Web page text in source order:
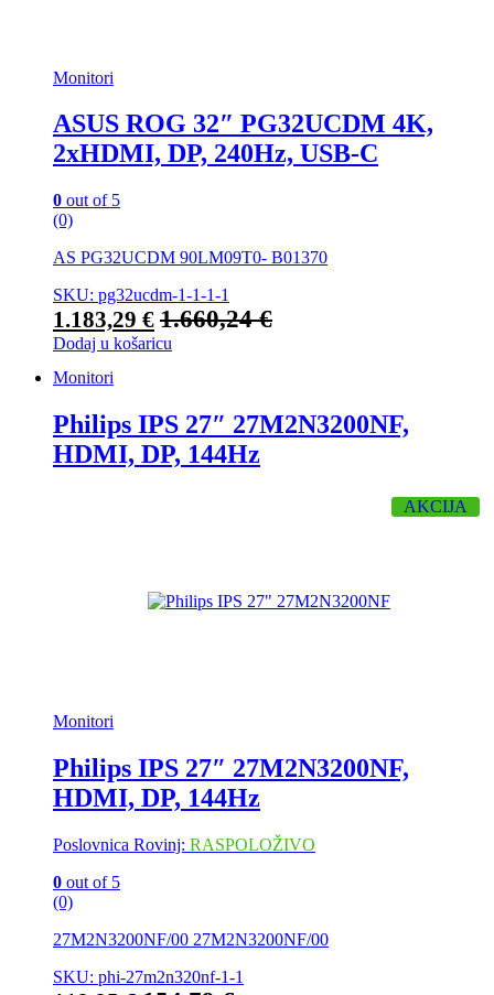
Monitori
ASUS ROG 32″ PG32UCDM 4K,
2xHDMI, DP, 240Hz, USB-C
0 out of 5
(0)
AS PG32UCDM 90LM09T0- B01370
SKU: pg32ucdm-1-1-1-1
1.183,29 € 1.660,24€
Dodaj u košaricu
Monitori
Philips IPS 27″ 27M2N3200NF,
HDMI, DP, 144Hz
AKCIJA
Monitori
Philips IPS 27″ 27M2N3200NF,
HDMI, DP, 144Hz
Poslovnica Rovinj: RASPOLOŽIVO
0 out of 5
(0)
27M2N3200NF/00 27M2N3200NF/00
SKU: phi-27m2n320nf-1-1